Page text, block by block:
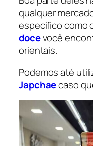
qualquer
especifico como
docevocê
orientais.
Podemos até
Japchaecaso